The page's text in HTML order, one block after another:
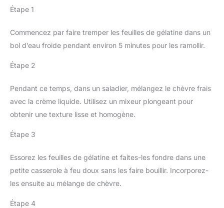
Étape 1
Commencez par faire tremper les feuilles de gélatine dans un
bol d’eau froide pendant environ 5 minutes pour les ramollir.
Étape 2
Pendant ce temps, dans un saladier, mélangez le chèvre frais
avec la crème liquide. Utilisez un mixeur plongeant pour
obtenir une texture lisse et homogène.
Étape 3
Essorez les feuilles de gélatine et faites-les fondre dans une
petite casserole à feu doux sans les faire bouillir. Incorporez-
les ensuite au mélange de chèvre.
Étape 4